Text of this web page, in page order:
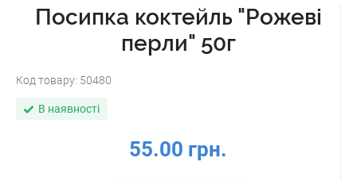
Посипка коктейль "Рожеві
перли" 50г
Код товару: 50480
В наявності
55.00 грн.